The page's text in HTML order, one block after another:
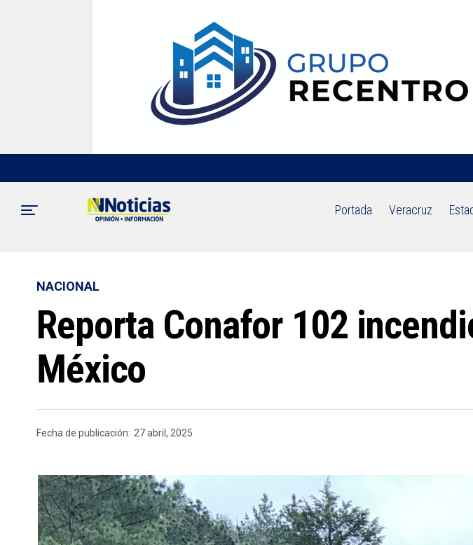
Portada Veracruz
NACIONAL
Reporta Conafor 102
México
Fecha de publicación: 27 abril, 2025